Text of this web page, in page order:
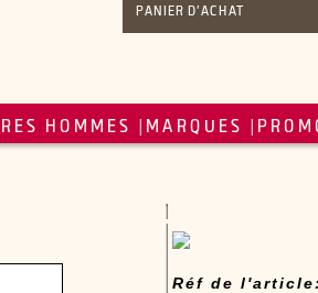
PANIER D'ACHAT
HOMMES MARQUES
Réf de l'article: